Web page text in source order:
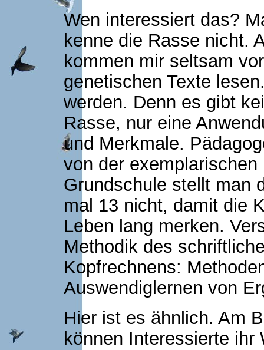
Wen interessiert das?
kenne die Rasse nicht.
kommen mir seltsam
genetischen Texte
werden. Denn es gibt
Rasse, nur eine
und Merkmale.
von der
Grundschule stellt man
mal 13 nicht, damit die
Leben lang merken.
Methodik des
Kopfrechnens:
Auswendiglernen von
Hier ist es ähnlich. Am
können Interessierte